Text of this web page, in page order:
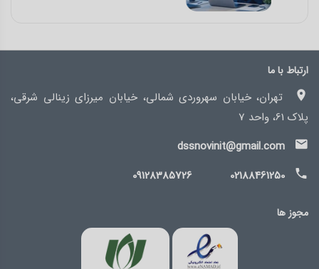
ارتباط با ما
تهران، خیابان سهروردی شمالی، خیابان میرزای زینالی شرقی،
پلاک 61، واحد 7
dssnovinit@gmail.com
02188461250
09128385726
مجوز ها